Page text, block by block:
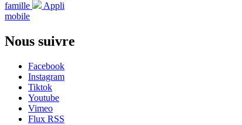
famille
Appli
mobile
Nous suivre
Facebook
Instagram
Tiktok
Youtube
Vimeo
Flux RSS